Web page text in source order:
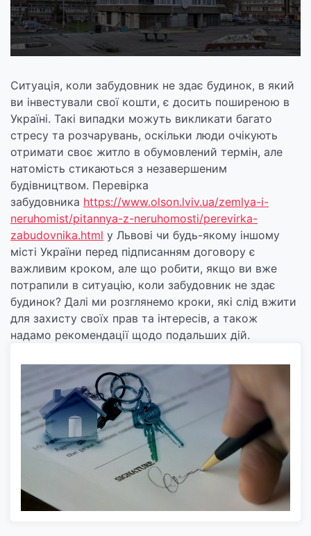
Ситуація, коли забудовник не здає будинок, в який
ви інвестували свої кошти, є досить поширеною в
Україні. Такі випадки можуть викликати багато
стресу та розчарувань, оскільки люди очікують
отримати своє житло в обумовлений термін, але
натомість стикаються з незавершеним
будівництвом. Перевірка
забудовника https://www.olson.lviv.ua/zemlya-i-
neruhomist/pitannya-z-neruhomosti/perevirka-
zabudovnika.html у Львові чи будь-якому іншому
місті України перед підписанням договору є
важливим кроком, але що робити, якщо ви вже
потрапили в ситуацію, коли забудовник не здає
будинок? Далі ми розглянемо кроки, які слід вжити
для захисту своїх прав та інтересів, а також
надамо рекомендації щодо подальших дій.